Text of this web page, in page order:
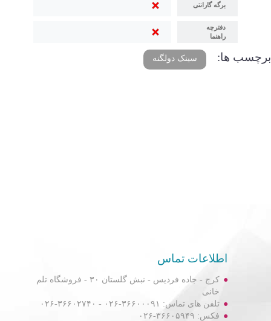
برگه گارانتی
دفترچه
راهنما
برچسب ها: سینک دولگنه
اطلاعات تماس
کرج - جاده فردیس - نبش گلستان ۳۰ - فروشگاه تلم
خانی
تلفن های تماس: ۳۶۶۰۰۰۹۱-۰۲۶ - ۳۶۶۰۲۷۴۰-۰۲۶
فکس: ۳۶۶۰۵۹۴۹-۰۲۶